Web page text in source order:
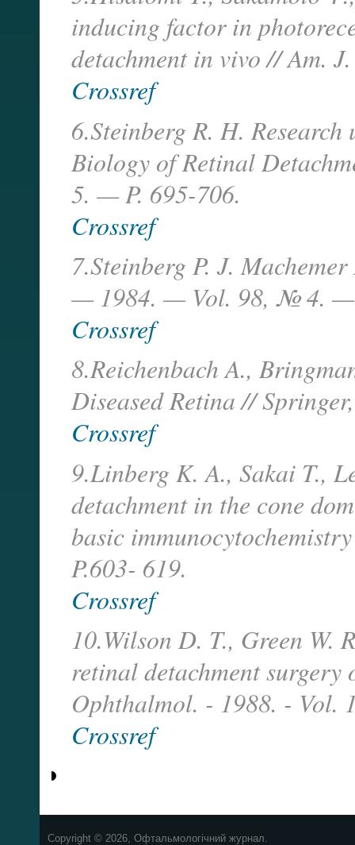
inducing factor in
detachment in vivo // Am.
Crossref
6.Steinberg R. H.
Biology of Retinal
5. — P. 695-706.
Crossref
7.Steinberg P. J.
— 1984. — Vol. 98, № 4. —
Crossref
8.Reichenbach A.,
Diseased Retina //
Crossref
9.Linberg K. A., Sakai T.,
detachment in the cone
basic
P.603- 619.
Crossref
10.Wilson D. T., Green W.
retinal detachment surgery
Ophthalmol. - 1988. - Vol.
Crossref
Copyright © 2026, Офтальмологічний журнал.